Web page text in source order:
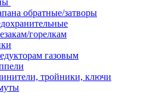
обратные/затворы
горелкам
газовым
тройники, ключи